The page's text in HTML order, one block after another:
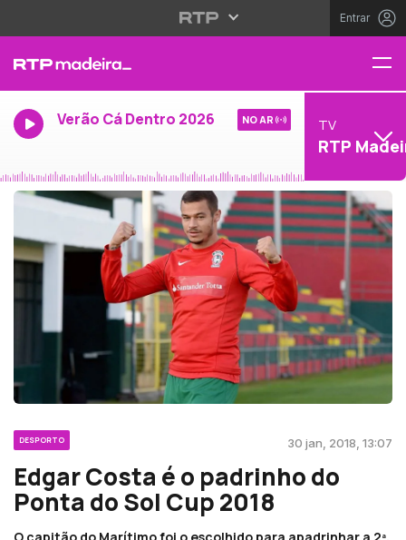
Entrar
Verão Cá Dentro 2026 NO AR TV
RTP
DESPORTO 30 jan, 2018, 13:07
Edgar Costa é o padrinho do
Ponta do Sol Cup 2018